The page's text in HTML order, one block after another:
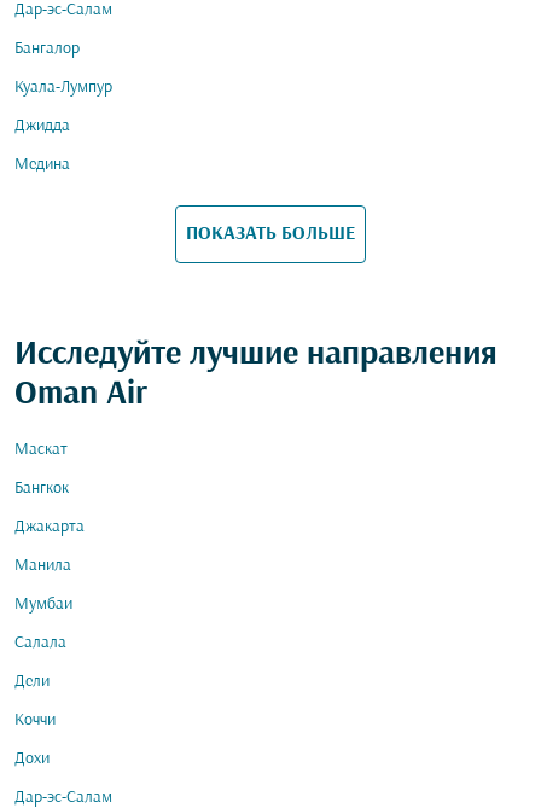
Дар-эс-Салам
Бангалор
Куала-Лумпур
Джидда
Медина
ПОКАЗАТЬ БОЛЬШЕ
Исследуйте лучшие направления
Oman Air
Маскат
Бангкок
Джакарта
Манила
Мумбаи
Салала
Дели
Коччи
Дохи
Дар-эс-Салам